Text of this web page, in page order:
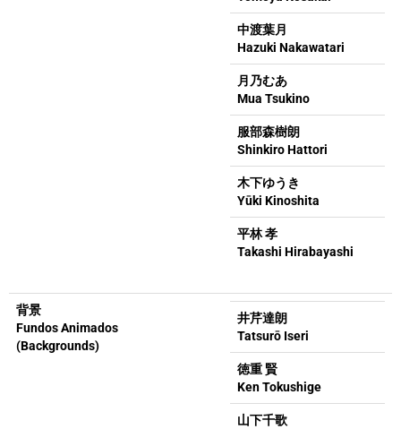
中渡葉月
Hazuki Nakawatari
月乃むあ
Mua Tsukino
服部森樹朗
Shinkiro Hattori
木下ゆうき
Yūki Kinoshita
平林 孝
Takashi Hirabayashi
背景
Fundos Animados
(Backgrounds)
井芹達朗
Tatsurō Iseri
徳重 賢
Ken Tokushige
山下千歌